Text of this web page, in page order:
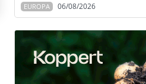
EUROPA 06/08/2026